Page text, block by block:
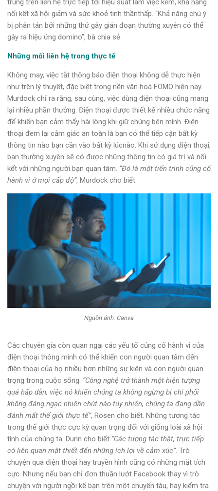
trung trên liên hệ trực tiếp tới hiệu suất làm việc kém, khả năng
nối kết xã hội giảm và sức khoẻ tinh thầnthấp. “Khả năng chú ý
bị phân tán bởi những thứ gây gián đoạn thường xuyên có thể
gây ra hiệu ứng domino”, bà chia sẻ.
Những mối liên hệ trong thực tế
Không may, việc tắt thông báo điện thoại không dễ thực hiện
như trên lý thuyết, đặc biệt trong nền văn hoá FOMO hiện nay.
Murdock chỉ ra rằng, sau cùng, việc dùng điện thoại cũng mang
lại nhiều phần thưởng. Điện thoại được thiết kế nhiều chức năng
để khiến bạn cảm thấy hài lòng khi giữ chúng bên mình. Điện
thoại đem lại cảm giác an toàn là bạn có thể tiếp cận bất kỳ
thông tin nào bạn cần vào bất kỳ lúcnào. Khi sử dụng điện thoại,
bạn thường xuyên sẽ có được những thông tin có giá trị và nối
kết với những người bạn quan tâm. “Đó là một tiến trình củng cố
hành vi ở mọi cấp độ”, Murdock cho biết.
Nguồn ảnh: Canva
Các chuyên gia còn quan ngại các yếu tố củng cố hành vi của
điện thoại thông minh có thể khiến con người quan tâm đến
điện thoại của họ nhiều hơn những sự kiện và con người quan
trọng trong cuộc sống. “Công nghệ trở thành một hiện tượng
quá hấp dẫn, việc nó khiến chúng ta không ngừng bị chi phối
không đáng ngạc nhiên chút nào-tuy nhiên, chúng ta đang dần
đánh mất thế giới thực tế”, Rosen cho biết. Những tương tác
trong thế giới thực cực kỳ quan trọng đối với giống loài xã hội
tính của chúng ta. Dunn cho biết “Các tương tác thật, trực tiếp
có liên quan mật thiết đến những ích lợi về cảm xúc”. Trò
chuyện qua điện thoại hay truyền hình cũng có những mặt tích
cực. Nhưng nếu bạn chỉ đơn thuần lướt Facebook thay vì trò
chuyện với người ngồi kế bạn trên một chuyến tàu, hay kiểm tra